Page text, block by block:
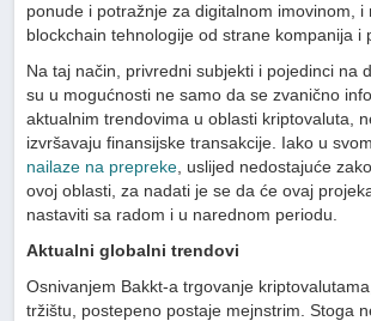
ponude i potražnje za digitalnom imovinom, i
blockchain tehnologije od strane kompanija i
Na taj način, privredni subjekti i pojedinci na
su u mogućnosti ne samo da se zvanično
aktualnim trendovima u oblasti kriptovaluta,
izvršavaju finansijske transakcije. Iako u
nailaze na prepreke , uslijed nedostajuće
ovoj oblasti, za nadati je se da će ovaj
nastaviti sa radom i u narednom periodu.
Aktualni globalni trendovi
Osnivanjem Bakkt-a trgovanje
tržištu, postepeno postaje mejnstrim. Stoga